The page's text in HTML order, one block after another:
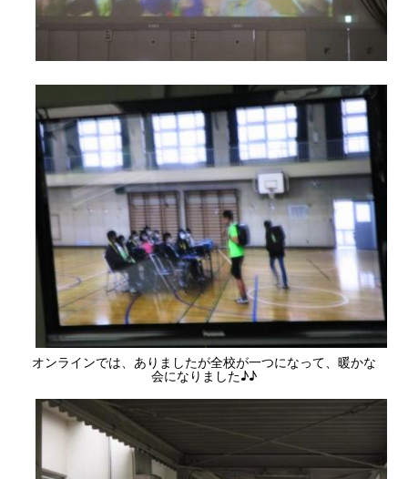
オンラインでは、ありましたが全校が一つになって、暖かな
会になりました♪♪